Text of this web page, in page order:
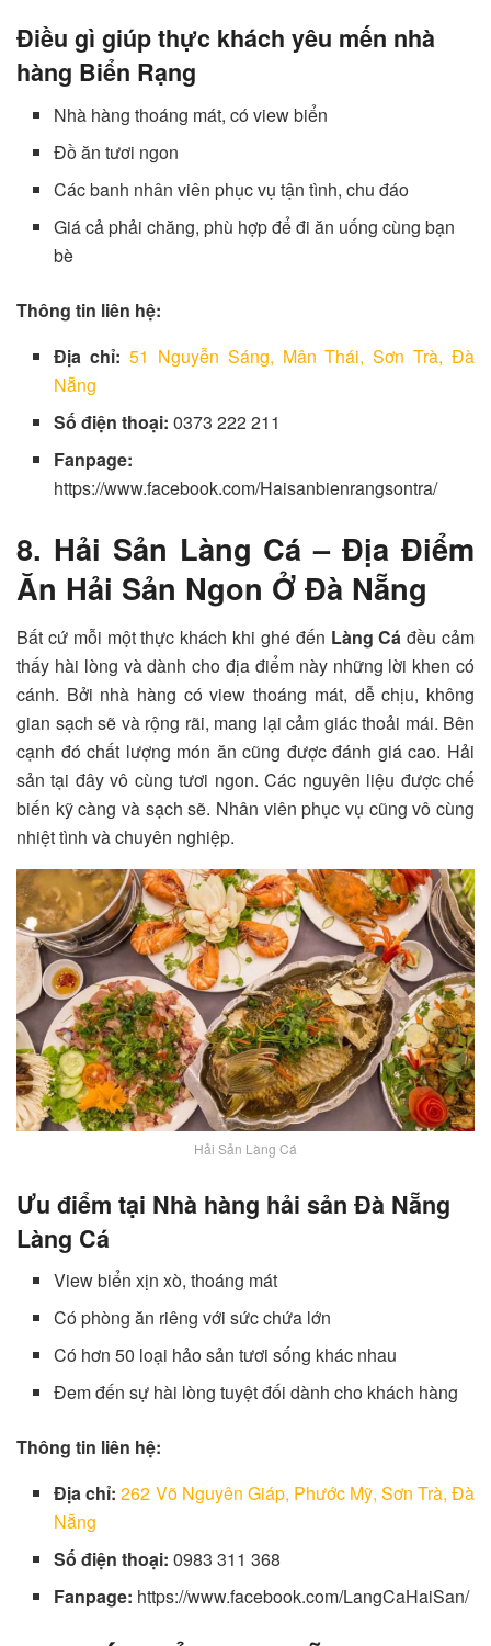
Điều gì giúp thực khách yêu mến nhà
hàng Biển Rạng
Nhà hàng thoáng mát, có view biển
Đồ ăn tươi ngon
Các banh nhân viên phục vụ tận tình, chu đáo
Giá cả phải chăng, phù hợp để đi ăn uống cùng bạn
bè
Thông tin liên hệ:
Địa chỉ: 51 Nguyễn Sáng, Mân Thái, Sơn Trà, Đà
Nẵng
Số điện thoại: 0373 222 211
Fanpage:
https://www.facebook.com/Haisanbienrangsontra/
8. Hải Sản Làng Cá – Địa Điểm
Ăn Hải Sản Ngon Ở Đà Nẵng
Bất cứ mỗi một thực khách khi ghé đến Làng Cá đều cảm
thấy hài lòng và dành cho địa điểm này những lời khen có
cánh. Bởi nhà hàng có view thoáng mát, dễ chịu, không
gian sạch sẽ và rộng rãi, mang lại cảm giác thoải mái. Bên
cạnh đó chất lượng món ăn cũng được đánh giá cao. Hải
sản tại đây vô cùng tươi ngon. Các nguyên liệu được chế
biến kỹ càng và sạch sẽ. Nhân viên phục vụ cũng vô cùng
nhiệt tình và chuyên nghiệp.
Hải Sản Làng Cá
Ưu điểm tại Nhà hàng hải sản Đà Nẵng
Làng Cá
View biển xịn xò, thoáng mát
Có phòng ăn riêng với sức chứa lớn
Có hơn 50 loại hảo sản tươi sống khác nhau
Đem đến sự hài lòng tuyệt đối dành cho khách hàng
Thông tin liên hệ:
Địa chỉ: 262 Võ Nguyên Giáp, Phước Mỹ, Sơn Trà, Đà
Nẵng
Số điện thoại: 0983 311 368
Fanpage: https://www.facebook.com/LangCaHaiSan/